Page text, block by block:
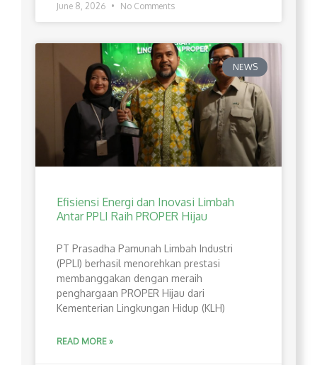
June 8, 2026 No Comments
NEWS
Efisiensi Energi dan Inovasi Limbah
Antar PPLI Raih PROPER Hijau
PT Prasadha Pamunah Limbah Industri
(PPLI) berhasil menorehkan prestasi
membanggakan dengan meraih
penghargaan PROPER Hijau dari
Kementerian Lingkungan Hidup (KLH)
READ MORE »